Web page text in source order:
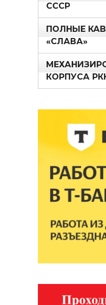
СССР
ПОЛНЫЕ
«СЛАВА»
КОРПУСА